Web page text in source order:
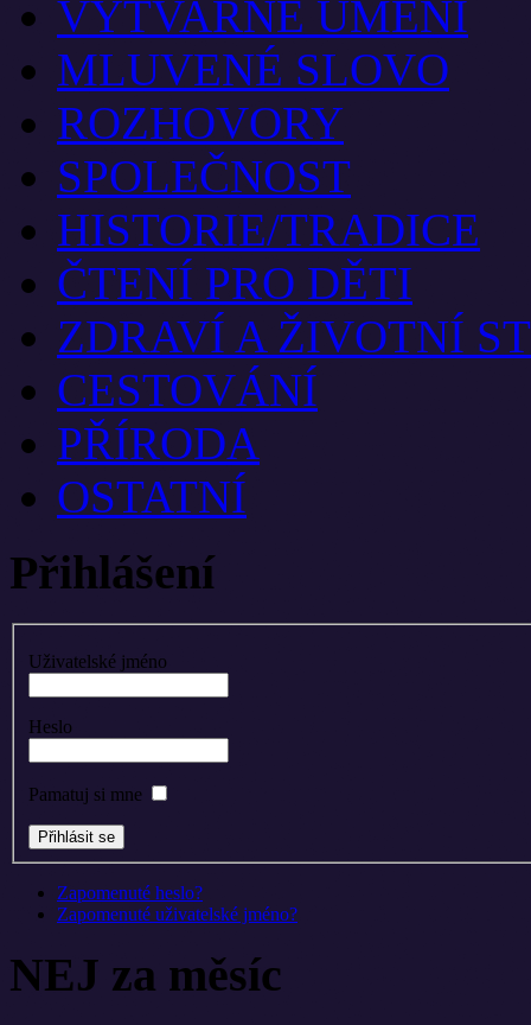
VÝTVARNÉ UMĚNÍ
MLUVENÉ SLOVO
ROZHOVORY
SPOLEČNOST
HISTORIE/TRADICE
ČTENÍ PRO DĚTI
ZDRAVÍ A ŽIVOTNÍ
CESTOVÁNÍ
PŘÍRODA
OSTATNÍ
Přihlášení
Uživatelské jméno
Heslo
Pamatuj si mne
Zapomenuté heslo?
Zapomenuté uživatelské jméno?
NEJ za měsíc